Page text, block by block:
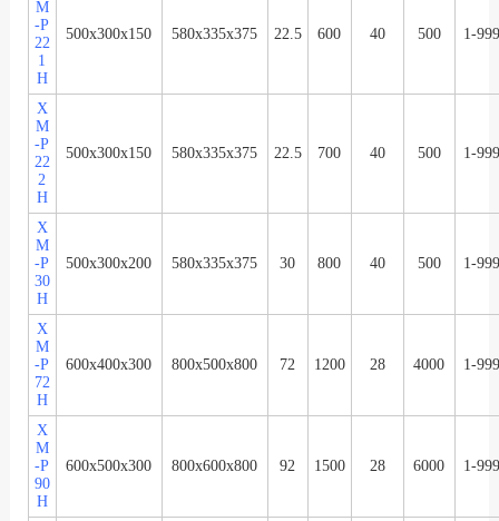
M
-P
22
1
H
500x300x150 580x335x375 22.5 600 40 500 1-999
X
M
-P
22
2
H
500x300x150 580x335x375 22.5 700 40 500 1-999
X
M
-P
30
H
500x300x200 580x335x375 30 800 40 500 1-999
X
M
-P
72
H
600x400x300 800x500x800 72 1200 28 4000 1-999
X
M
-P
90
H
600x500x300 800x600x800 92 1500 28 6000 1-999